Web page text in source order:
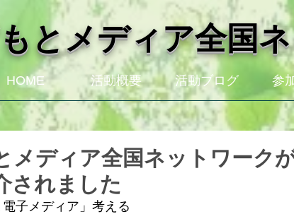
とメディア全国
HOME 活動概要 活動ブログ 参
メディア全国ネットワーク
されました
電子メディア」考える